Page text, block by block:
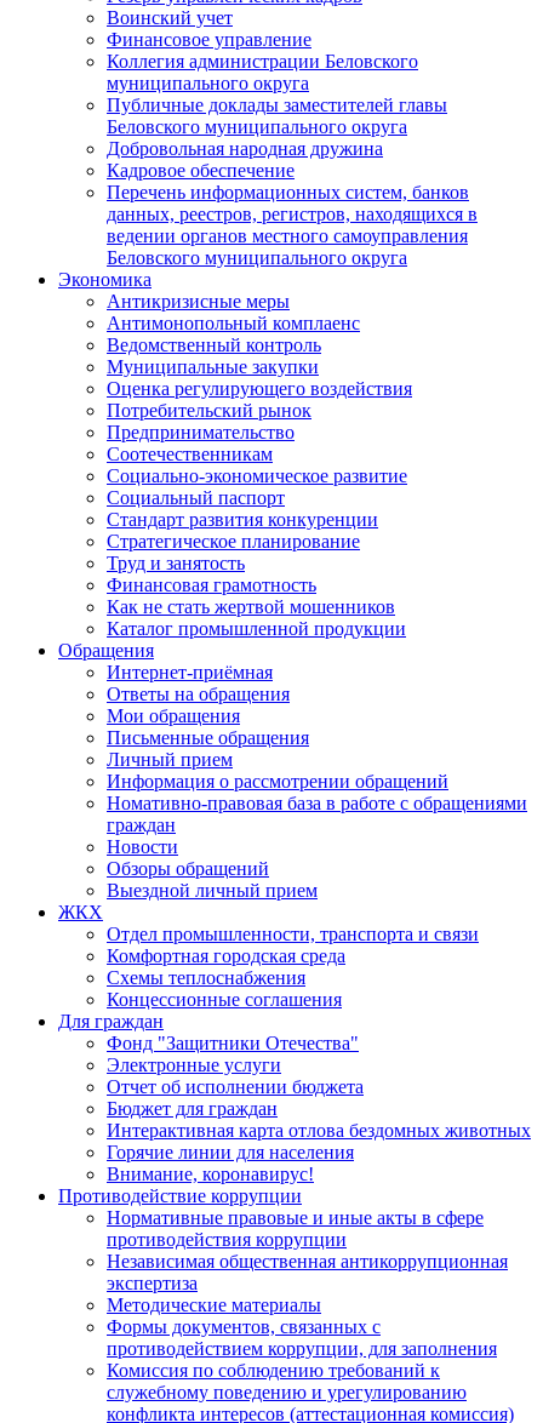
Воинский учет
Финансовое управление
Коллегия администрации Беловского
муниципального округа
Публичные доклады заместителей главы
Беловского муниципального округа
Добровольная народная дружина
Кадровое обеспечение
Перечень информационных систем, банков
данных, реестров, регистров, находящихся в
ведении органов местного самоуправления
Беловского муниципального округа
Экономика
Антикризисные меры
Антимонопольный комплаенс
Ведомственный контроль
Муниципальные закупки
Оценка регулирующего воздействия
Потребительский рынок
Предпринимательство
Соотечественникам
Социально-экономическое развитие
Социальный паспорт
Стандарт развития конкуренции
Стратегическое планирование
Труд и занятость
Финансовая грамотность
Как не стать жертвой мошенников
Каталог промышленной продукции
Обращения
Интернет-приёмная
Ответы на обращения
Мои обращения
Письменные обращения
Личный прием
Информация о рассмотрении обращений
Номативно-правовая база в работе с обращениями
граждан
Новости
Обзоры обращений
Выездной личный прием
ЖКХ
Отдел промышленности, транспорта и связи
Комфортная городская среда
Схемы теплоснабжения
Концессионные соглашения
Для граждан
Фонд "Защитники Отечества"
Электронные услуги
Отчет об исполнении бюджета
Бюджет для граждан
Интерактивная карта отлова бездомных животных
Горячие линии для населения
Внимание, коронавирус!
Противодействие коррупции
Нормативные правовые и иные акты в сфере
противодействия коррупции
Независимая общественная антикоррупционная
экспертиза
Методические материалы
Формы документов, связанных с
противодействием коррупции, для заполнения
Комиссия по соблюдению требований к
служебному поведению и урегулированию
конфликта интересов (аттестационная комиссия)